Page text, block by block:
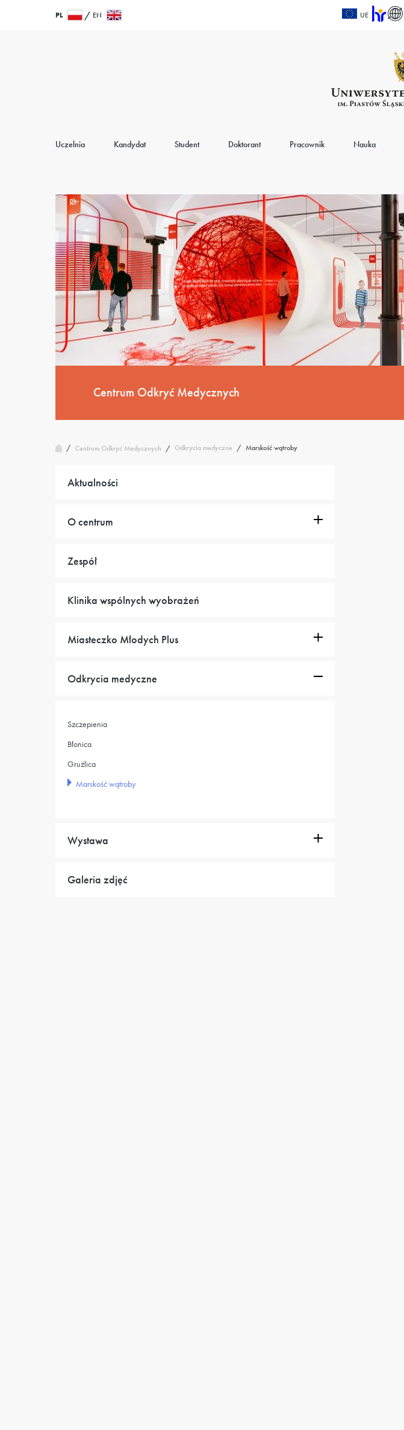
PL EN UE
Uczelnia Kandydat Student Doktorant Pracownik Nauka
Centrum Odkryć Medycznych
/ Centrum Odkryć Medycznych / Odkrycia medyczne / Marskość wątroby
Aktualności
O centrum
Zespół
Klinika wspólnych wyobrażeń
Miasteczko Młodych Plus
Odkrycia medyczne
Szczepienia
Błonica
Gruźlica
Marskość wątroby
Wystawa
Galeria zdjęć